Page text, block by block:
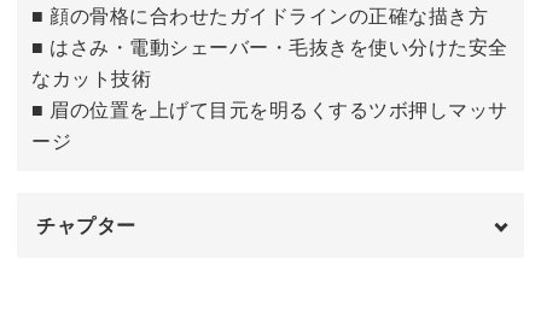
てみませんか？
■ 顔の骨格に合わせたガイドラインの正確な描き方
■ はさみ・電動シェーバー・毛抜きを使い分けた安全
なカット技術
■ 眉の位置を上げて目元を明るくするツボ押しマッサ
ージ
チャプター